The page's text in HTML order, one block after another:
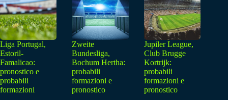
Liga Portugal,
Estoril-
Famalicao:
pronostico e
probabili
formazioni
Zweite
Bundesliga,
Bochum Hertha:
probabili
formazioni e
pronostico
Jupiler League,
Club Brugge
Kortrijk:
probabili
formazioni e
pronostico